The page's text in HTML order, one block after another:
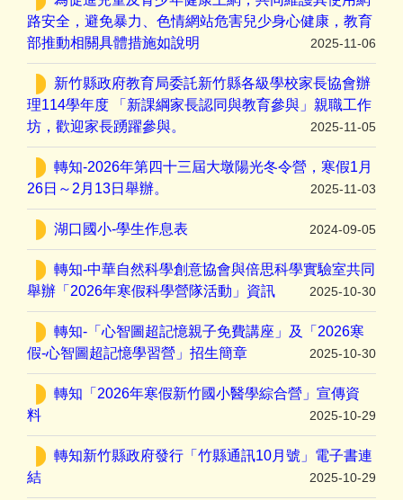
路安全，避免暴力、色情網站危害兒少身心健康，教育
部推動相關具體措施如說明
2025-11-06
新竹縣政府教育局委託新竹縣各級學校家長協會辦
理114學年度 「新課綱家長認同與教育參與」親職工作
坊，歡迎家長踴躍參與。
2025-11-05
轉知-2026年第四十三屆大墩陽光冬令營，寒假1月
26日～2月13日舉辦。
2025-11-03
湖口國小-學生作息表 2024-09-05
轉知-中華自然科學創意協會與倍思科學實驗室共同
舉辦「2026年寒假科學營隊活動」資訊
2025-10-30
轉知-「心智圖超記憶親子免費講座」及「2026寒
假-心智圖超記憶學習營」招生簡章
2025-10-30
轉知「2026年寒假新竹國小醫學綜合營」宣傳資
料
2025-10-29
轉知新竹縣政府發行「竹縣通訊10月號」電子書連
結
2025-10-29